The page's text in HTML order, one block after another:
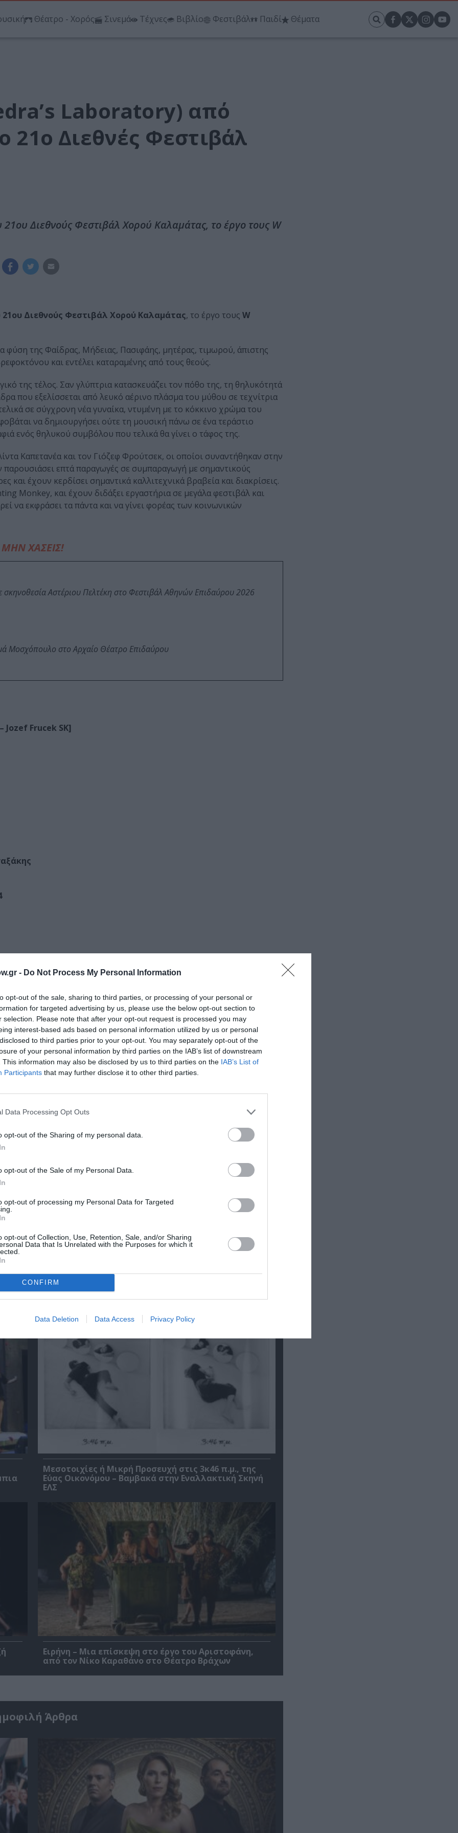
- Do Not Process My Personal Information
opt-out of the sale, sharing to third parties, or processing of your personal or
for targeted advertising by us, please use the below opt-out section to
selection. Please note that after your opt-out request is processed you may
interest-based ads based on personal information utilized by us or personal
to third parties prior to your opt-out. You may separately opt-out of the
of your personal information by third parties on the IAB’s list of downstream
This information may also be disclosed by us to third parties on the IAB’s List of
Participants that may further disclose it to other third parties.
Data Processing Opt Outs
opt-out of the Sharing of my personal data.
opt-out of the Sale of my Personal Data.
opt-out of processing my Personal Data for Targeted
opt-out of Collection, Use, Retention, Sale, and/or Sharing
Data that Is Unrelated with the Purposes for which it
CONFIRM
Data Deletion Data Access Privacy Policy
Θέατρο - Χορός Σινεμά Τέχνες Βιβλίο Φεστιβάλ Παιδί Θέματα
Laboratory) από
21ο Διεθνές Φεστιβάλ
Διεθνούς Φεστιβάλ Χορού Καλαμάτας, το έργο τους W
21ου Διεθνούς Φεστιβάλ Χορού Καλαμάτας, το έργο τους W
φύση της Φαίδρας, Μήδειας, Πασιφάης, μητέρας, τιμωρού, άπιστης
και εντέλει καταραμένης από τους θεούς.
της τέλος. Σαν γλύπτρια κατασκευάζει τον πόθο της, τη θηλυκότητά
που εξελίσσεται από λευκό αέρινο πλάσμα του μύθου σε τεχνίτρια
σε σύγχρονη νέα γυναίκα, ντυμένη με το κόκκινο χρώμα του
να δημιουργήσει ούτε τη μουσική πάνω σε ένα τεράστιο
ενός θηλυκού συμβόλου που τελικά θα γίνει ο τάφος της.
Καπετανέα και τον Γιόζεφ Φρούτσεκ, οι οποίοι συναντήθηκαν στην
επτά παραγωγές σε συμπαραγωγή με σημαντικούς
έχουν κερδίσει σημαντικά καλλιτεχνικά βραβεία και διακρίσεις.
Monkey, και έχουν διδάξει εργαστήρια σε μεγάλα φεστιβάλ και
να εκφράσει τα πάντα και να γίνει φορέας των κοινωνικών
ΜΗΝ ΧΑΣΕΙΣ!
σκηνοθεσία Αστέριου Πελτέκη στο Φεστιβάλ Αθηνών Επιδαύρου 2026
Μοσχόπουλο στο Αρχαίο Θέατρο Επιδαύρου
Jozef Frucek SK]
Ημερομηνία: 24 Ιουλίου 2015, στις 22.00 Τιμές εισιτηρίων:
€ 10,00 – Α ΖΩΝΗ-
ΦΟΙΤΗΤΙΚΟ€ 10,00 – Β ΖΩΝΗ/ΕΞΩΣΤΗΣ-ΦΟΙΤΗΤΙΚΟ€ 12,00 – Β
: http://www.kalamatadancefestival.gr
πρώτοι όλες τις ειδήσεις
στοCulturenow.gr
και τον Πολιτισμό!
το Culturenow.gr
Άρθρα
Μεσοτοιχίες ή Μικρή Προσευχή στις 3κ46 π.μ., της
Εύας Οικονόμου – Βαμβακά στην Εναλλακτική Σκηνή
ΕΛΣ
Ειρήνη – Μια επίσκεψη στο έργο του Αριστοφάνη,
από τον Νίκο Καραθάνο στο Θέατρο Βράχων
Άρθρα